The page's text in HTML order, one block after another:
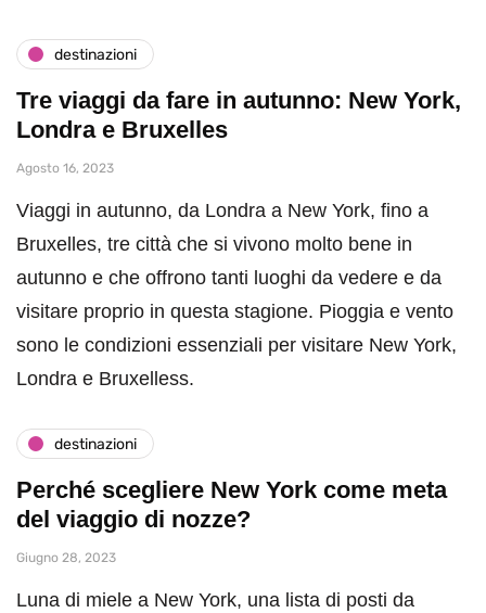
destinazioni
Tre viaggi da fare in autunno: New York,
Londra e Bruxelles
Agosto 16, 2023
Viaggi in autunno, da Londra a New York, fino a
Bruxelles, tre città che si vivono molto bene in
autunno e che offrono tanti luoghi da vedere e da
visitare proprio in questa stagione. Pioggia e vento
sono le condizioni essenziali per visitare New York,
Londra e Bruxelless.
destinazioni
Perché scegliere New York come meta
del viaggio di nozze?
Giugno 28, 2023
Luna di miele a New York, una lista di posti da